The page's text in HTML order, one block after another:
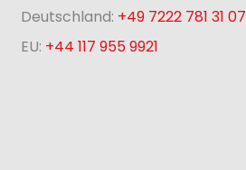
Deutschland: +49 7222 781 31 07
EU: +44 117 955 9921